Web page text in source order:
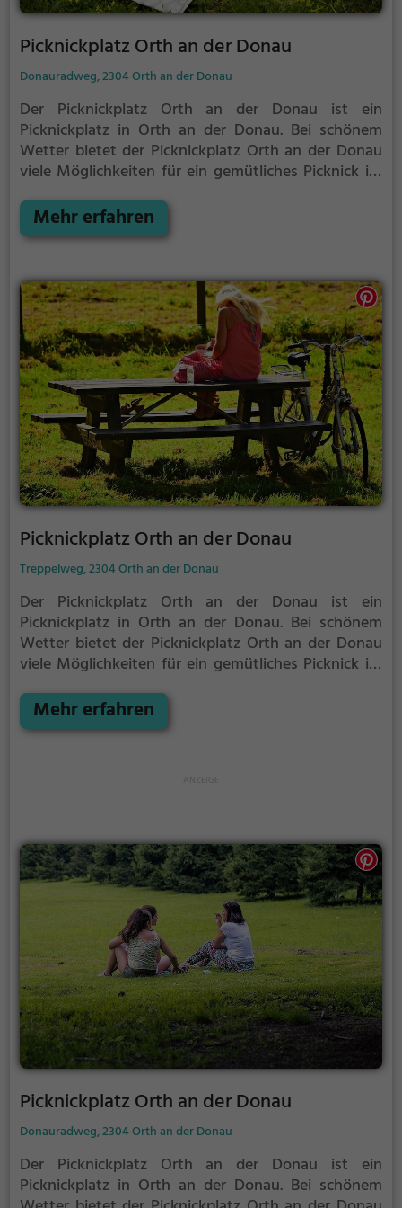
Picknickplatz Orth an der Donau
Donauradweg, 2304 Orth an der Donau
Der Picknickplatz Orth an der Donau ist ein
Picknickplatz in Orth an der Donau. Bei schönem
Wetter bietet der Picknickplatz Orth an der Donau
viele Möglichkeiten für ein gemütliches Picknick im
als kurze Pause zwischendurch, der Picknickplatz
Orth an der Donau ist der perfekte Ort, um die
unter freiem Himmel zu genießen.
Mehr erfahren
Picknickplatz Orth an der Donau
Treppelweg, 2304 Orth an der Donau
Der Picknickplatz Orth an der Donau ist ein
Picknickplatz in Orth an der Donau. Bei schönem
Wetter bietet der Picknickplatz Orth an der Donau
viele Möglichkeiten für ein gemütliches Picknick im
als kurze Pause zwischendurch, der Picknickplatz
Orth an der Donau ist der perfekte Ort, um die
Mehr erfahren
Picknickplatz Orth an der Donau
Donauradweg, 2304 Orth an der Donau
Der Picknickplatz Orth an der Donau ist ein
Picknickplatz in Orth an der Donau. Bei schönem